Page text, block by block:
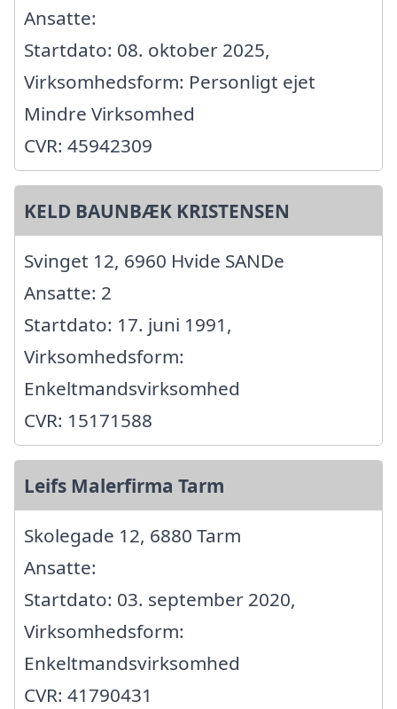
Ansatte:
Startdato: 08. oktober 2025,
Virksomhedsform: Personligt ejet
Mindre Virksomhed
CVR: 45942309
KELD BAUNBÆK KRISTENSEN
Svinget 12, 6960 Hvide SANDe
Ansatte: 2
Startdato: 17. juni 1991,
Virksomhedsform:
Enkeltmandsvirksomhed
CVR: 15171588
Leifs Malerfirma Tarm
Skolegade 12, 6880 Tarm
Ansatte:
Startdato: 03. september 2020,
Virksomhedsform:
Enkeltmandsvirksomhed
CVR: 41790431